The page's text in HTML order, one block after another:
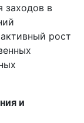
заходов в
рост
и